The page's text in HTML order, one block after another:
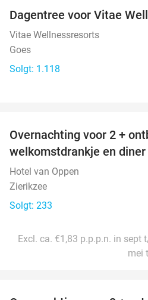
Dagentree voor Vitae
Vitae Wellnessresorts
Goes
Solgt: 1.118
Overnachting voor 2 +
welkomstdrankje en
Hotel van Oppen
Zierikzee
Solgt: 233
Excl. ca. €1,83 p.p.p.n. in sept
mei